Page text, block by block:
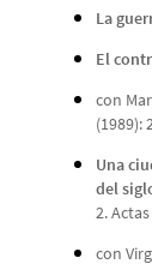
La
El
con
(1989):
Una
del
2.
con